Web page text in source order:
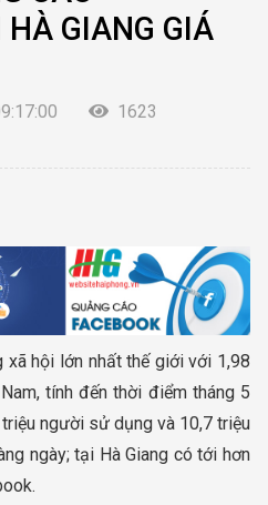
HÀ GIANG GIÁ
1623
xã hội lớn nhất thế giới với 1,98
tính đến thời điểm tháng 5
người sử dụng và 10,7 triệu
ngày; tại Hà Giang có tới hơn